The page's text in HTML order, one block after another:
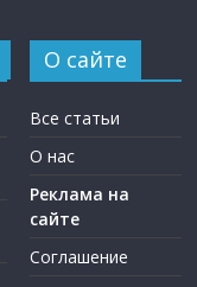
О сайте
Все статьи
О нас
Реклама на
сайте
Соглашение